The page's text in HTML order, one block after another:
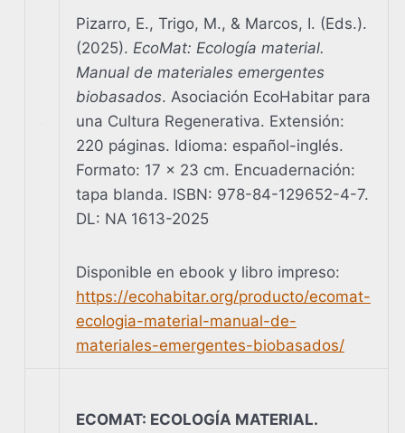
Pizarro, E., Trigo, M., & Marcos, I. (Eds.).
(2025). EcoMat: Ecología material.
Manual de materiales emergentes
biobasados. Asociación EcoHabitar para
una Cultura Regenerativa. Extensión:
220 páginas. Idioma: español-inglés.
Formato: 17 x 23 cm. Encuadernación:
tapa blanda. ISBN: 978-84-129652-4-7.
DL: NA 1613-2025
Disponible en ebook y libro impreso:
https://ecohabitar.org/producto/ecomat-
ecologia-material-manual-de-
materiales-emergentes-biobasados/
ECOMAT: ECOLOGÍA MATERIAL.